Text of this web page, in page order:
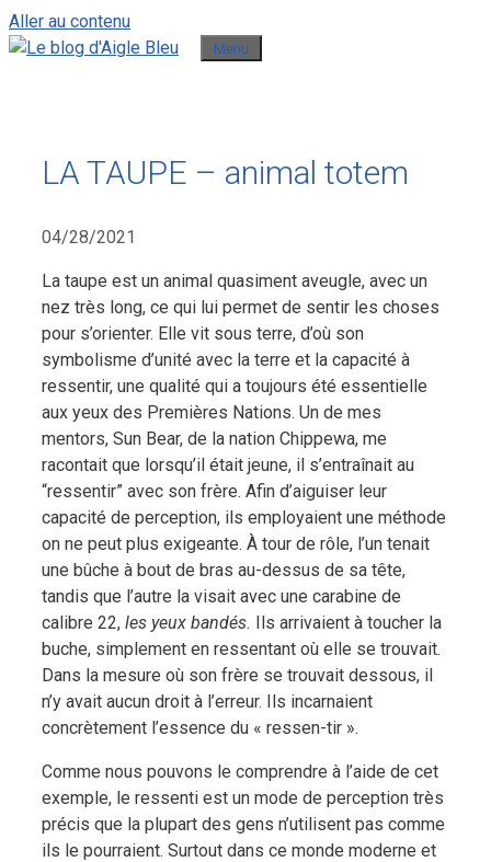
Aller au contenu
Menu
LA TAUPE – animal totem
04/28/2021
La taupe est un animal quasiment aveugle, avec un
nez très long, ce qui lui permet de sentir les choses
pour s’orienter. Elle vit sous terre, d’où son
symbolisme d’unité avec la terre et la capacité à
ressentir, une qualité qui a toujours été essentielle
aux yeux des Premières Nations. Un de mes
mentors, Sun Bear, de la nation Chippewa, me
racontait que lorsqu’il était jeune, il s’entraînait au
“ressentir” avec son frère. Afin d’aiguiser leur
capacité de perception, ils employaient une méthode
on ne peut plus exigeante. À tour de rôle, l’un tenait
une bûche à bout de bras au-dessus de sa tête,
tandis que l’autre la visait avec une carabine de
calibre 22, les yeux bandés. Ils arrivaient à toucher la
buche, simplement en ressentant où elle se trouvait.
Dans la mesure où son frère se trouvait dessous, il
n’y avait aucun droit à l’erreur. Ils incarnaient
concrètement l’essence du « ressen-tir ».
Comme nous pouvons le comprendre à l’aide de cet
exemple, le ressenti est un mode de perception très
précis que la plupart des gens n’utilisent pas comme
ils le pourraient. Surtout dans ce monde moderne et